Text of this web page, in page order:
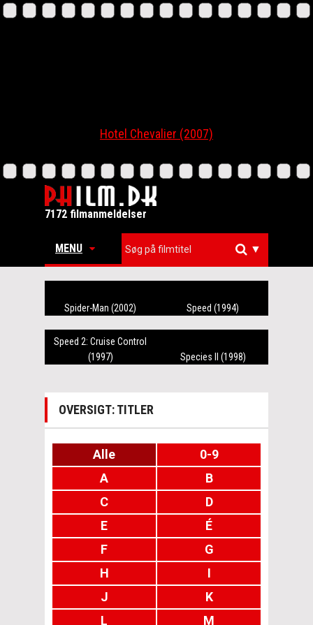
Hotel Chevalier (2007)
7172 filmanmeldelser
MENU ▼
Spider-Man (2002) Speed (1994)
Speed 2: Cruise Control
(1997)
Species II (1998)
OVERSIGT: TITLER
Alle
0-9
A
B
C
D
E
É
F
G
H
I
J
K
L
M